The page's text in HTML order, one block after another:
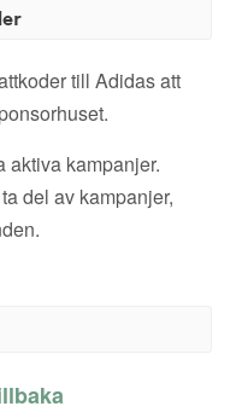
till Adidas att
aktiva kampanjer.
del av kampanjer,